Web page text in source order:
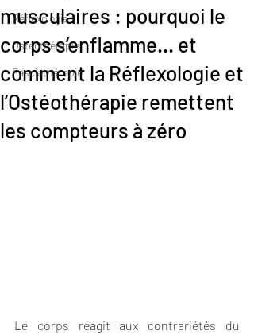
Réflexologie
Ostéothérapie
Fasciathérapie
musculaires : pourquoi le
corps s’enflamme… et
comment la Réflexologie et
l’Ostéothérapie remettent
les compteurs à zéro
Le corps réagit aux contrariétés du